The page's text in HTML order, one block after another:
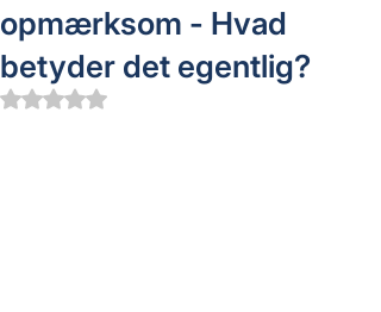
opmærksom - Hvad
betyder det egentlig?
Bedømt til NaN ud af 5 stjerner.